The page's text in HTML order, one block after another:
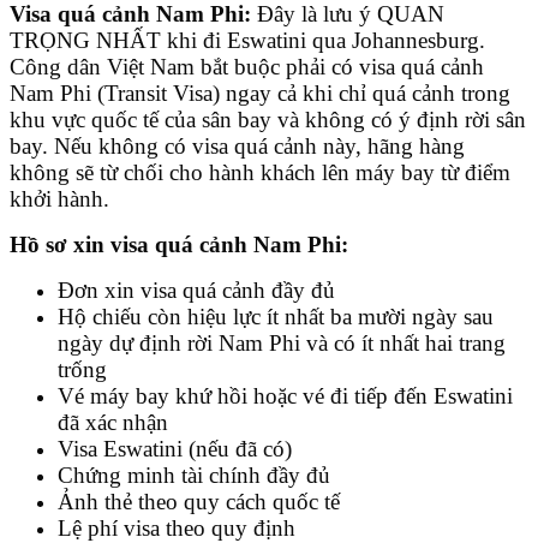
Visa quá cảnh Nam Phi: Đây là lưu ý QUAN
TRỌNG NHẤT khi đi Eswatini qua Johannesburg.
Công dân Việt Nam bắt buộc phải có visa quá cảnh
Nam Phi (Transit Visa) ngay cả khi chỉ quá cảnh trong
khu vực quốc tế của sân bay và không có ý định rời sân
bay. Nếu không có visa quá cảnh này, hãng hàng
không sẽ từ chối cho hành khách lên máy bay từ điểm
khởi hành.
Hồ sơ xin visa quá cảnh Nam Phi:
Đơn xin visa quá cảnh đầy đủ
Hộ chiếu còn hiệu lực ít nhất ba mười ngày sau
ngày dự định rời Nam Phi và có ít nhất hai trang
trống
Vé máy bay khứ hồi hoặc vé đi tiếp đến Eswatini
đã xác nhận
Visa Eswatini (nếu đã có)
Chứng minh tài chính đầy đủ
Ảnh thẻ theo quy cách quốc tế
Lệ phí visa theo quy định